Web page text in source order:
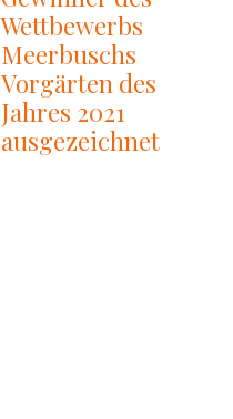
Wettbewerbs
Meerbuschs
Vorgärten des
Jahres 2021
ausgezeichnet